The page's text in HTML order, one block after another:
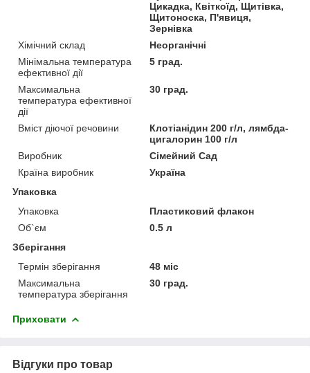
Цикадка, Квіткоїд, Щитівка,
Щитоноска, П'явиця,
Зернівка
Хімічний склад
Неорганічні
Мінімальна температура
ефективної дії
5 град.
Максимальна
температура ефективної
дії
30 град.
Вміст діючої речовини
Клотіанідин 200 г/л, лямбда-
цигалорин 100 г/л
Виробник
Сімейний Сад
Країна виробник
Україна
Упаковка
Упаковка
Пластиковий флакон
Об`єм
0.5 л
Зберігання
Термін зберігання
48 міс
Максимальна
температура зберігання
30 град.
Приховати
Відгуки про товар